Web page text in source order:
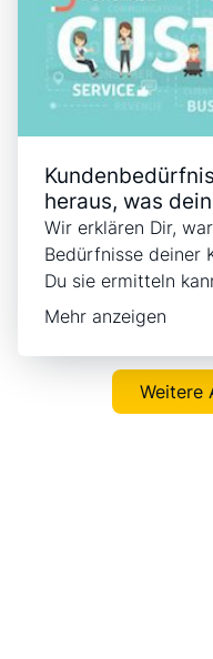
heraus, was
Wir erklären Dir,
Bedürfnisse deiner
Du sie ermitteln
Mehr anzeigen
Weitere